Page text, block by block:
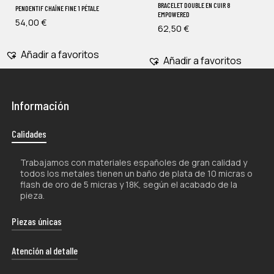
PENDENTIF CHAÎNE FINE 1 PÉTALE
54,00 €
Añadir a favoritos
BRACELET DOUBLE EN CUIR 8
EMPOWERED
62,50 €
Añadir a favoritos
Información
Calidades
Trabajamos con materiales españoles de gran calidad y
todos los metales tienen un baño de plata de 10 micras o
flash de oro de 5 micras y 18K, según el acabado de la
pieza.
Piezas únicas
La naturaleza artesanal de nuestros productos los hace
únicos por lo que, tanto su forma como su color, pueden
Atención al detalle